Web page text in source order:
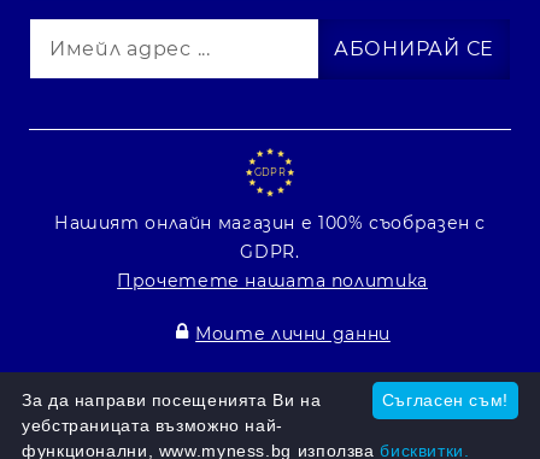
GDPR
Нашият онлайн магазин е 100% съобразен с
GDPR.
Прочетете нашата политика
Моите лични данни
Онлайн магазин от SELITONСъгласен съм!
За да направи посещенията Ви на
уебстраницата възможно най-
функционални, www.myness.bg използвабисквитки.